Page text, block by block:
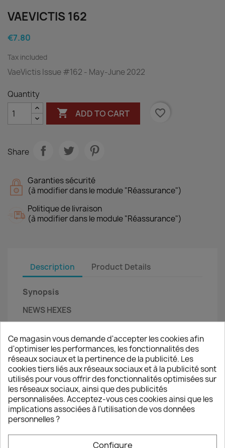
VAEVICTIS 162
€7.80
Tax included
VaeVictis Issue #162 - May-June 2022
Quantity
 ADD TO CART favorite_border
Share
Garanties sécurité
(à modifier dans le module "Réassurance")
Politique de livraison
(à modifier dans le module "Réassurance")
Description Product Details
Synopsis
NEWS HEXES
Piacenza
ASL
Race to Moscow
Salerno 1943
Würm…
BOARDGAMES
Deadly Wood
Waterloo et Bismarck solo
Storm above the Reich
1942- USS Yorktown
Ce magasin vous demande d'accepter les cookies afin
d'optimiser les performances, les fonctionnalités des
réseaux sociaux et la pertinence de la publicité. Les
cookies tiers liés aux réseaux sociaux et à la publicité sont
utilisés pour vous offrir des fonctionnalités optimisées sur
les réseaux sociaux, ainsi que des publicités
personnalisées. Acceptez-vous ces cookies ainsi que les
implications associées à l'utilisation de vos données
personnelles ?
Configure